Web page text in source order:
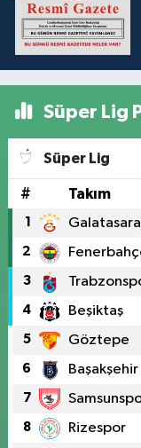
Süper Lig
Süper Lig
# Takım
1
2
3
4 Beşiktaş
5 Göztepe
6 Başakşehir
7
8 Rizespor